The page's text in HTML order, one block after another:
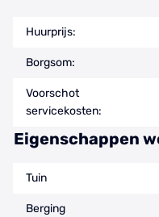
Huurprijs:
Borgsom:
Voorschot
servicekosten:
Eigenschappen
Tuin
Berging